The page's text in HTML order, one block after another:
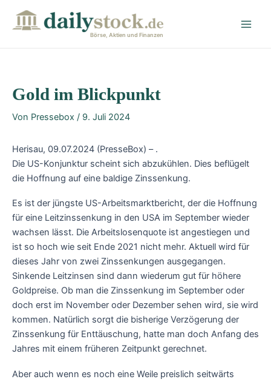
Börse, Aktien und Finanzen
Gold im Blickpunkt
Von Pressebox / 9. Juli 2024
Herisau, 09.07.2024 (PresseBox) – .
Die US-Konjunktur scheint sich abzukühlen. Dies beflügelt
die Hoffnung auf eine baldige Zinssenkung.
Es ist der jüngste US-Arbeitsmarktbericht, der die Hoffnung
für eine Leitzinssenkung in den USA im September wieder
wachsen lässt. Die Arbeitslosenquote ist angestiegen und
ist so hoch wie seit Ende 2021 nicht mehr. Aktuell wird für
dieses Jahr von zwei Zinssenkungen ausgegangen.
Sinkende Leitzinsen sind dann wiederum gut für höhere
Goldpreise. Ob man die Zinssenkung im September oder
doch erst im November oder Dezember sehen wird, sie wird
kommen. Natürlich sorgt die bisherige Verzögerung der
Zinssenkung für Enttäuschung, hatte man doch Anfang des
Jahres mit einem früheren Zeitpunkt gerechnet.
Aber auch wenn es noch eine Weile preislich seitwärts